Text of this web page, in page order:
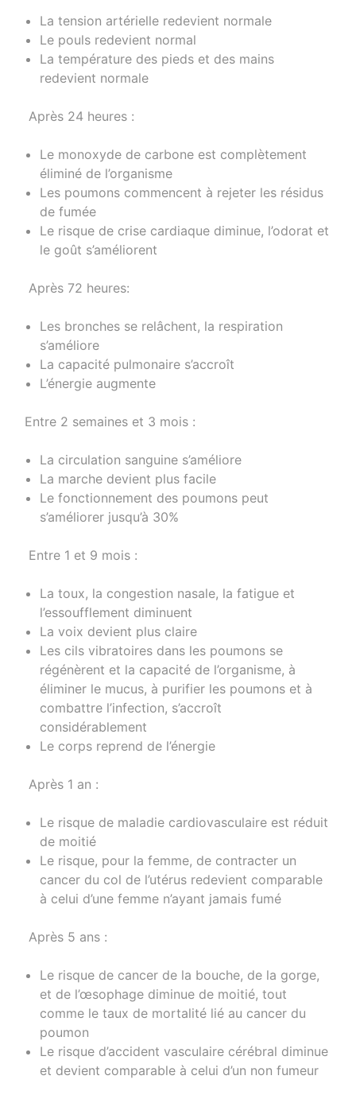
La tension artérielle redevient normale
Le pouls redevient normal
La température des pieds et des mains
redevient normale
Après 24 heures :
Le monoxyde de carbone est complètement
éliminé de l’organisme
Les poumons commencent à rejeter les résidus
de fumée
Le risque de crise cardiaque diminue, l’odorat et
le goût s’améliorent
Après 72 heures:
Les bronches se relâchent, la respiration
s’améliore
La capacité pulmonaire s’accroît
L’énergie augmente
Entre 2 semaines et 3 mois :
La circulation sanguine s’améliore
La marche devient plus facile
Le fonctionnement des poumons peut
s’améliorer jusqu’à 30%
Entre 1 et 9 mois :
La toux, la congestion nasale, la fatigue et
l’essoufflement diminuent
La voix devient plus claire
Les cils vibratoires dans les poumons se
régénèrent et la capacité de l’organisme, à
éliminer le mucus, à purifier les poumons et à
combattre l’infection, s’accroît
considérablement
Le corps reprend de l’énergie
Après 1 an :
Le risque de maladie cardiovasculaire est réduit
de moitié
Le risque, pour la femme, de contracter un
cancer du col de l’utérus redevient comparable
à celui d’une femme n’ayant jamais fumé
Après 5 ans :
Le risque de cancer de la bouche, de la gorge,
et de l’œsophage diminue de moitié, tout
comme le taux de mortalité lié au cancer du
poumon
Le risque d’accident vasculaire cérébral diminue
et devient comparable à celui d’un non fumeur